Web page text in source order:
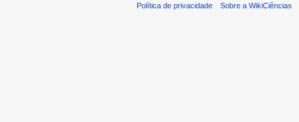
Política de privacidade Sobre a WikiCiências